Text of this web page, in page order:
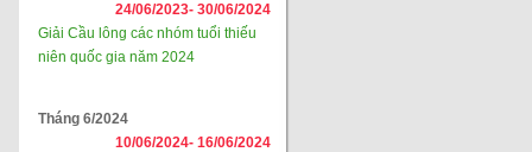
24/06/2023- 30/06/2024
Giải Cầu lông các nhóm tuổi thiếu
niên quốc gia năm 2024
Tháng 6/2024
10/06/2024- 16/06/2024